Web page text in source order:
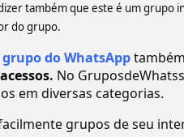
também que este é um grupo
do grupo.
grupo do WhatsApp
No
em diversas categorias.
grupos de seu